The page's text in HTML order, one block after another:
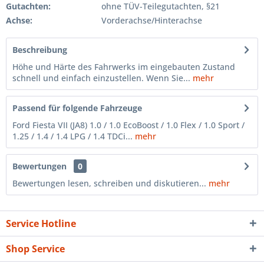
Gutachten:
ohne TÜV-Teilegutachten, §21
Achse:
Vorderachse/Hinterachse
Beschreibung
Höhe und Härte des Fahrwerks im eingebauten Zustand
schnell und einfach einzustellen. Wenn Sie... mehr
Passend für folgende Fahrzeuge
Ford Fiesta VII (JA8) 1.0 / 1.0 EcoBoost / 1.0 Flex / 1.0 Sport /
1.25 / 1.4 / 1.4 LPG / 1.4 TDCi... mehr
Bewertungen
0
Bewertungen lesen, schreiben und diskutieren... mehr
Service Hotline
Shop Service